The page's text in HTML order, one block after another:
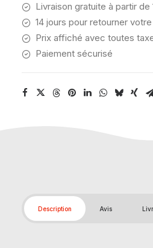
Livraison gratuite à partir de
14 jours pour retourner
Prix affiché avec toutes
Paiement sécurisé
Description Avis